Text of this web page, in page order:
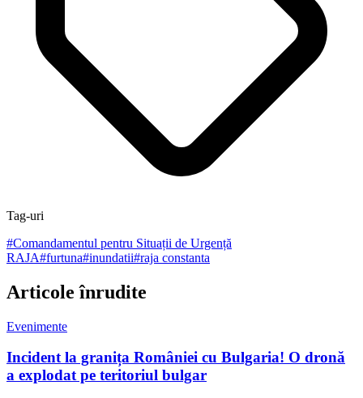
Tag-uri
#Comandamentul pentru Situații de Urgență
RAJA#furtuna#inundatii#raja constanta
Articole înrudite
Evenimente
Incident la granița României cu Bulgaria! O dronă
a explodat pe teritoriul bulgar